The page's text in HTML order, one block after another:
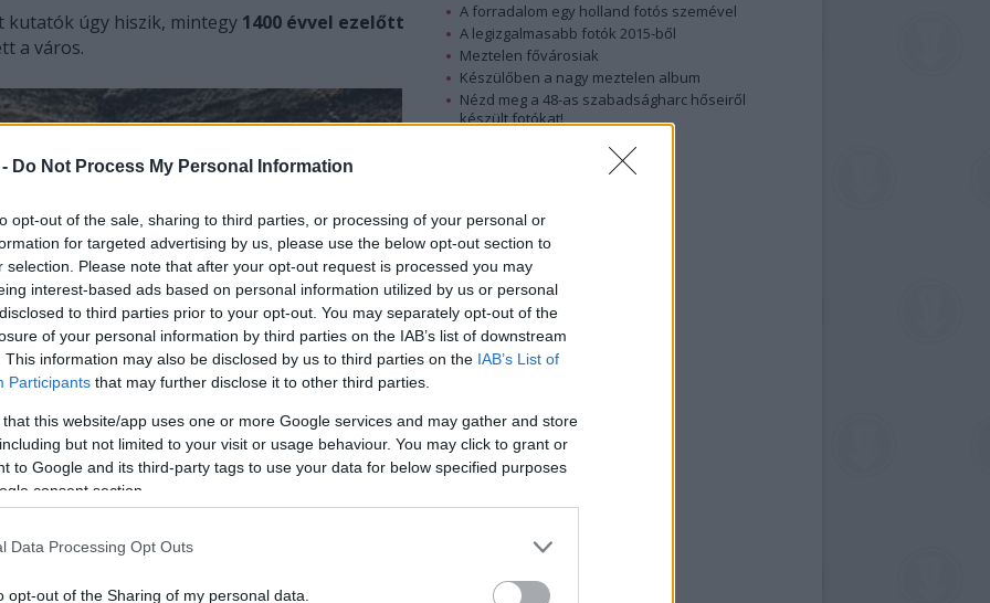
Do Not Process My Personal Information
opt-out of the sale, sharing to third parties, or processing of your personal or
for targeted advertising by us, please use the below opt-out section to
selection. Please note that after your opt-out request is processed you may
interest-based ads based on personal information utilized by us or personal
to third parties prior to your opt-out. You may separately opt-out of the
of your personal information by third parties on the IAB’s list of downstream
This information may also be disclosed by us to third parties on the IAB’s List of
Participants that may further disclose it to other third parties.
that this website/app uses one or more Google services and may gather and store
but not limited to your visit or usage behaviour. You may click to grant or
to Google and its third-party tags to use your data for below specified purposes
consent section.
Data Processing Opt Outs
opt-out of the Sharing of my personal data.
kutatók úgy hiszik, mintegy 1400 évvel ezelőtt
a város.
A forradalom egy holland fotós szemével
A legizgalmasabb fotók 2015-ből
Meztelen fővárosiak
Készülőben a nagy meztelen album
Nézd meg a 48-as szabadságharc hőseiről
készült fotókat!
Hírlevél feliratkozás